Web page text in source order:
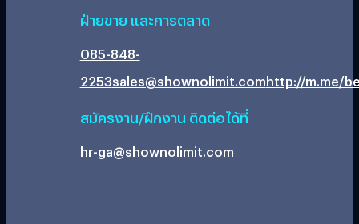
ฝ่ายขาย และการตลาด
085-848-
2253sales@shownolimit.comhttp://m.me/
สมัครงาน/ฝึกงาน ติดต่อได้ที่
hr-ga@shownolimit.com